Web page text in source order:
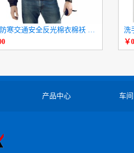
冬季防寒交通安全反光棉衣棉袄 高速公路工作服
洗
￥
产品中心 车